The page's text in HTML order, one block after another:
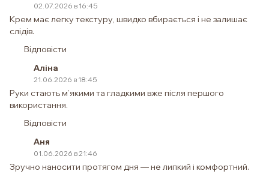
02.07.2026 в 16:45
Крем має легку текстуру, швидко вбирається і не залишає
слідів.
Відповісти
Аліна
21.06.2026 в 18:45
Руки стають м’якими та гладкими вже після першого
використання.
Відповісти
Аня
01.06.2026 в 21:46
Зручно наносити протягом дня — не липкий і комфортний.